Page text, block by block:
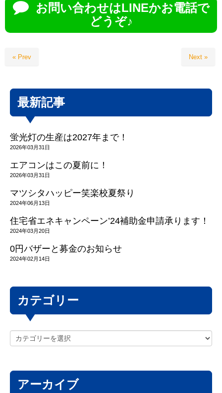
お問い合わせはLINEかお電話で
どうぞ♪
« Prev Next »
最新記事
蛍光灯の生産は2027年まで！
2026年03月31日
エアコンはこの夏前に！
2026年03月31日
マツシタハッピー笑楽校夏祭り
2024年06月13日
住宅省エネキャンペーン’24補助金申請承ります！
2024年03月20日
0円バザーと募金のお知らせ
2024年02月14日
カテゴリー
アーカイブ